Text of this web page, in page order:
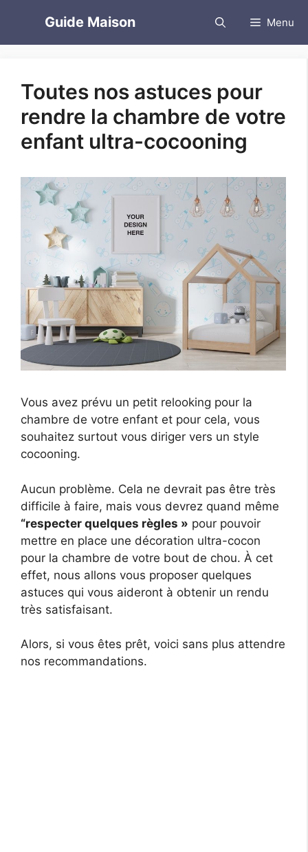
contenu
Guide Maison Menu
Toutes nos astuces pour
rendre la chambre de votre
enfant ultra-cocooning
Vous avez prévu un petit relooking pour la
chambre de votre enfant et pour cela, vous
souhaitez surtout vous diriger vers un style
cocooning.
Aucun problème. Cela ne devrait pas être très
difficile à faire, mais vous devrez quand même
“respecter quelques règles » pour pouvoir
mettre en place une décoration ultra-cocon
pour la chambre de votre bout de chou. À cet
effet, nous allons vous proposer quelques
astuces qui vous aideront à obtenir un rendu
très satisfaisant.
Alors, si vous êtes prêt, voici sans plus attendre
nos recommandations.